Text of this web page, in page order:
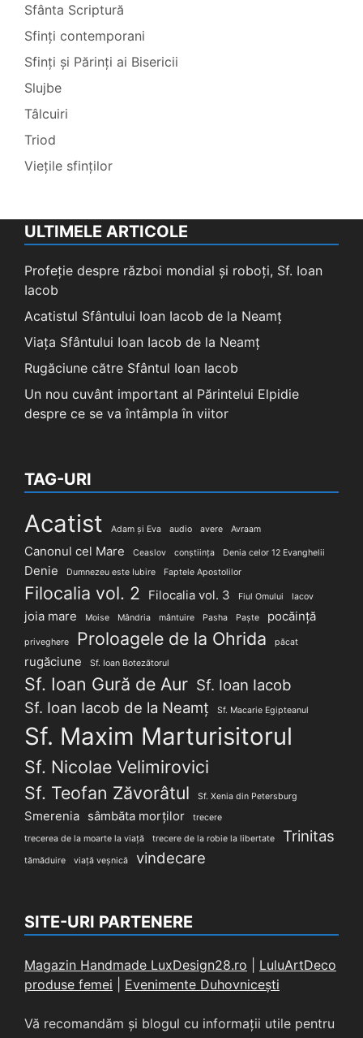
Sfânta Scriptură
Sfinți contemporani
Sfinți și Părinți ai Bisericii
Slujbe
Tâlcuiri
Triod
Viețile sfinților
ULTIMELE ARTICOLE
Profeție despre război mondial și roboți, Sf. Ioan
Iacob
Acatistul Sfântului Ioan Iacob de la Neamț
Viața Sfântului Ioan Iacob de la Neamț
Rugăciune către Sfântul Ioan Iacob
Un nou cuvânt important al Părintelui Elpidie
despre ce se va întâmpla în viitor
TAG-URI
Acatist Adam și Eva audio avere Avraam
Canonul cel Mare Ceaslov conștiința Denia celor 12 Evanghelii
Denie Dumnezeu este Iubire Faptele Apostolilor
Filocalia vol. 2 Filocalia vol. 3 Fiul Omului Iacov
joia mare Moise Mândria mântuire Pasha Paște pocăință
priveghere Proloagele de la Ohrida păcat
rugăciune Sf. Ioan Botezătorul
Sf. Ioan Gură de Aur Sf. Ioan Iacob
Sf. Ioan Iacob de la Neamț
Sf. Macarie Egipteanul
Sf. Maxim Marturisitorul
Sf. Nicolae Velimirovici
Sf. Teofan Zăvorâtul
Sf. Xenia din Petersburg
Smerenia sâmbăta morților
trecere
trecerea de la moarte la viață
trecere de la robie la libertate Trinitas
tămăduire viață veșnică vindecare
SITE-URI PARTENERE
Magazin Handmade LuxDesign28.ro
LuluArtDeco
produse femei
Evenimente Duhovnicești
Vă recomandăm și blogul cu informații utile pentru